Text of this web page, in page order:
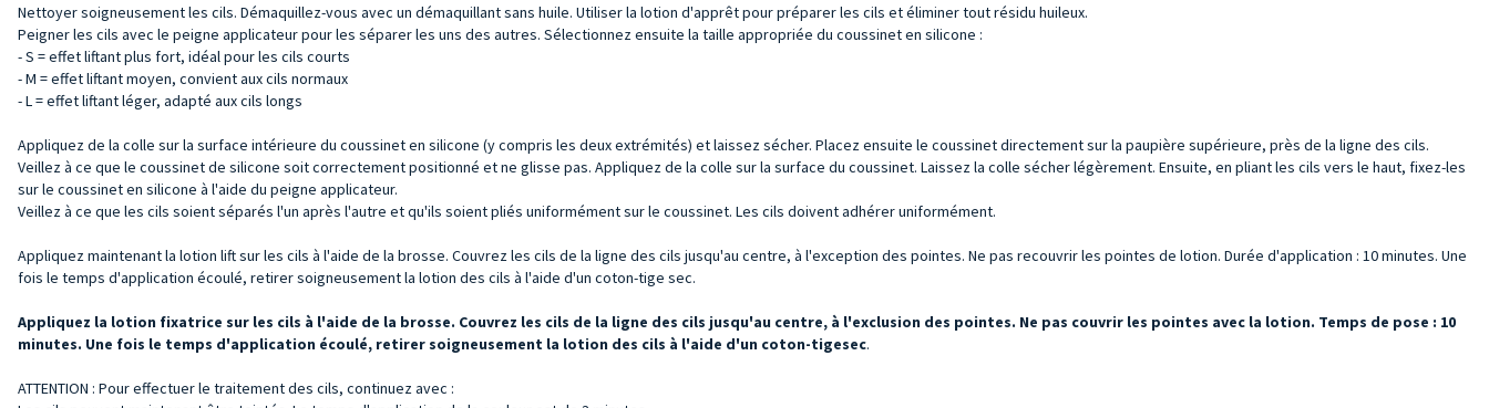
Nettoyer soigneusement les cils. Démaquillez-vous avec un démaquillant sans huile. Utiliser la lotion d'apprêt pour préparer les cils et éliminer tout résidu huileux.
Peigner les cils avec le peigne applicateur pour les séparer les uns des autres. Sélectionnez ensuite la taille appropriée du coussinet en silicone :
- S = effet liftant plus fort, idéal pour les cils courts
- M = effet liftant moyen, convient aux cils normaux
- L = effet liftant léger, adapté aux cils longs
Appliquez de la colle sur la surface intérieure du coussinet en silicone (y compris les deux extrémités) et laissez sécher. Placez ensuite le coussinet directement sur la paupière supérieure, près de la ligne des cils.
Veillez à ce que le coussinet de silicone soit correctement positionné et ne glisse pas. Appliquez de la colle sur la surface du coussinet. Laissez la colle sécher légèrement. Ensuite, en pliant les cils vers le haut, fixez-les
sur le coussinet en silicone à l'aide du peigne applicateur.
Veillez à ce que les cils soient séparés l'un après l'autre et qu'ils soient pliés uniformément sur le coussinet. Les cils doivent adhérer uniformément.
Appliquez maintenant la lotion lift sur les cils à l'aide de la brosse. Couvrez les cils de la ligne des cils jusqu'au centre, à l'exception des pointes. Ne pas recouvrir les pointes de lotion. Durée d'application : 10 minutes. Une
fois le temps d'application écoulé, retirer soigneusement la lotion des cils à l'aide d'un coton-tige sec.
Appliquez la lotion fixatrice sur les cils à l'aide de la brosse. Couvrez les cils de la ligne des cils jusqu'au centre, à l'exclusion des pointes. Ne pas couvrir les pointes avec la lotion. Temps de pose : 10
minutes. Une fois le temps d'application écoulé, retirer soigneusement la lotion des cils à l'aide d'un coton-tigesec.
ATTENTION : Pour effectuer le traitement des cils, continuez avec :